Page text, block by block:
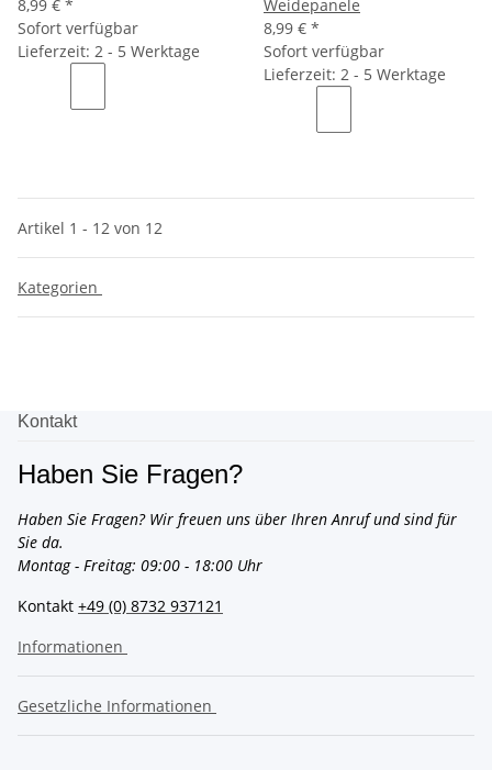
8,99 € *
Sofort verfügbar
Lieferzeit: 2 - 5 Werktage
Weidepanele
8,99 € *
Sofort verfügbar
Lieferzeit: 2 - 5 Werktage
Artikel 1 - 12 von 12
Kategorien
Kontakt
Haben Sie Fragen?
Haben Sie Fragen? Wir freuen uns über Ihren Anruf und sind für
Sie da.
Montag - Freitag: 09:00 - 18:00 Uhr
Kontakt +49 (0) 8732 937121
Informationen
Gesetzliche Informationen